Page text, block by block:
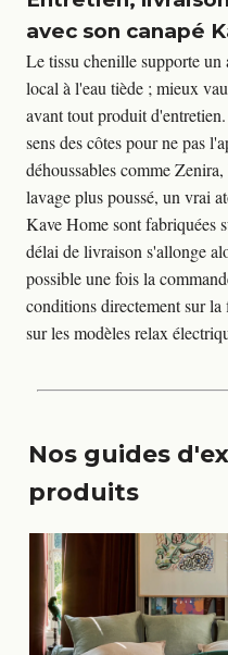
avec son canapé
Le tissu chenille supporte un
local à l'eau tiède ; mieux
avant tout produit
sens des côtes pour ne pas
déhoussables comme
lavage plus poussé, un vrai
Kave Home sont fabriquées
délai de livraison s'allonge
possible une fois la
conditions directement sur
sur les modèles relax
Nos guides
produits